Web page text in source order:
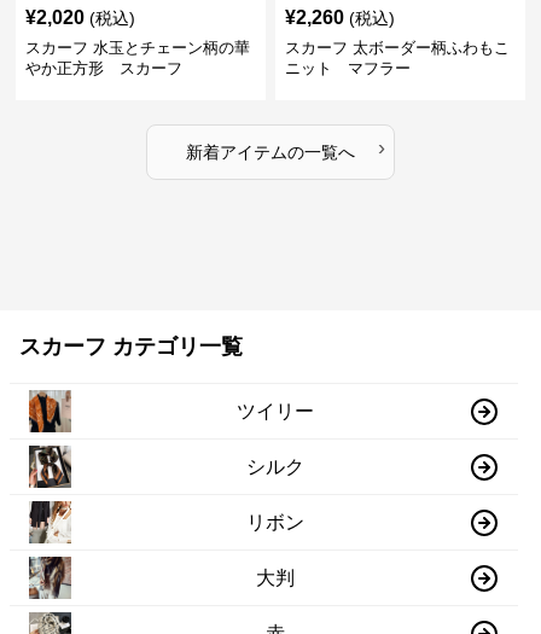
¥2,020 (税込)
スカーフ 水玉とチェーン柄の華
やか正方形 スカーフ
¥2,260 (税込)
スカーフ 太ボーダー柄ふわもこ
ニット マフラー
新着アイテムの一覧へ ›
スカーフ カテゴリ一覧
ツイリー
シルク
リボン
大判